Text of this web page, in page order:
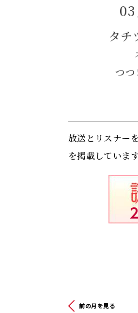
タチ
つ
放送とリスナー
を掲載しています
前の月を見る